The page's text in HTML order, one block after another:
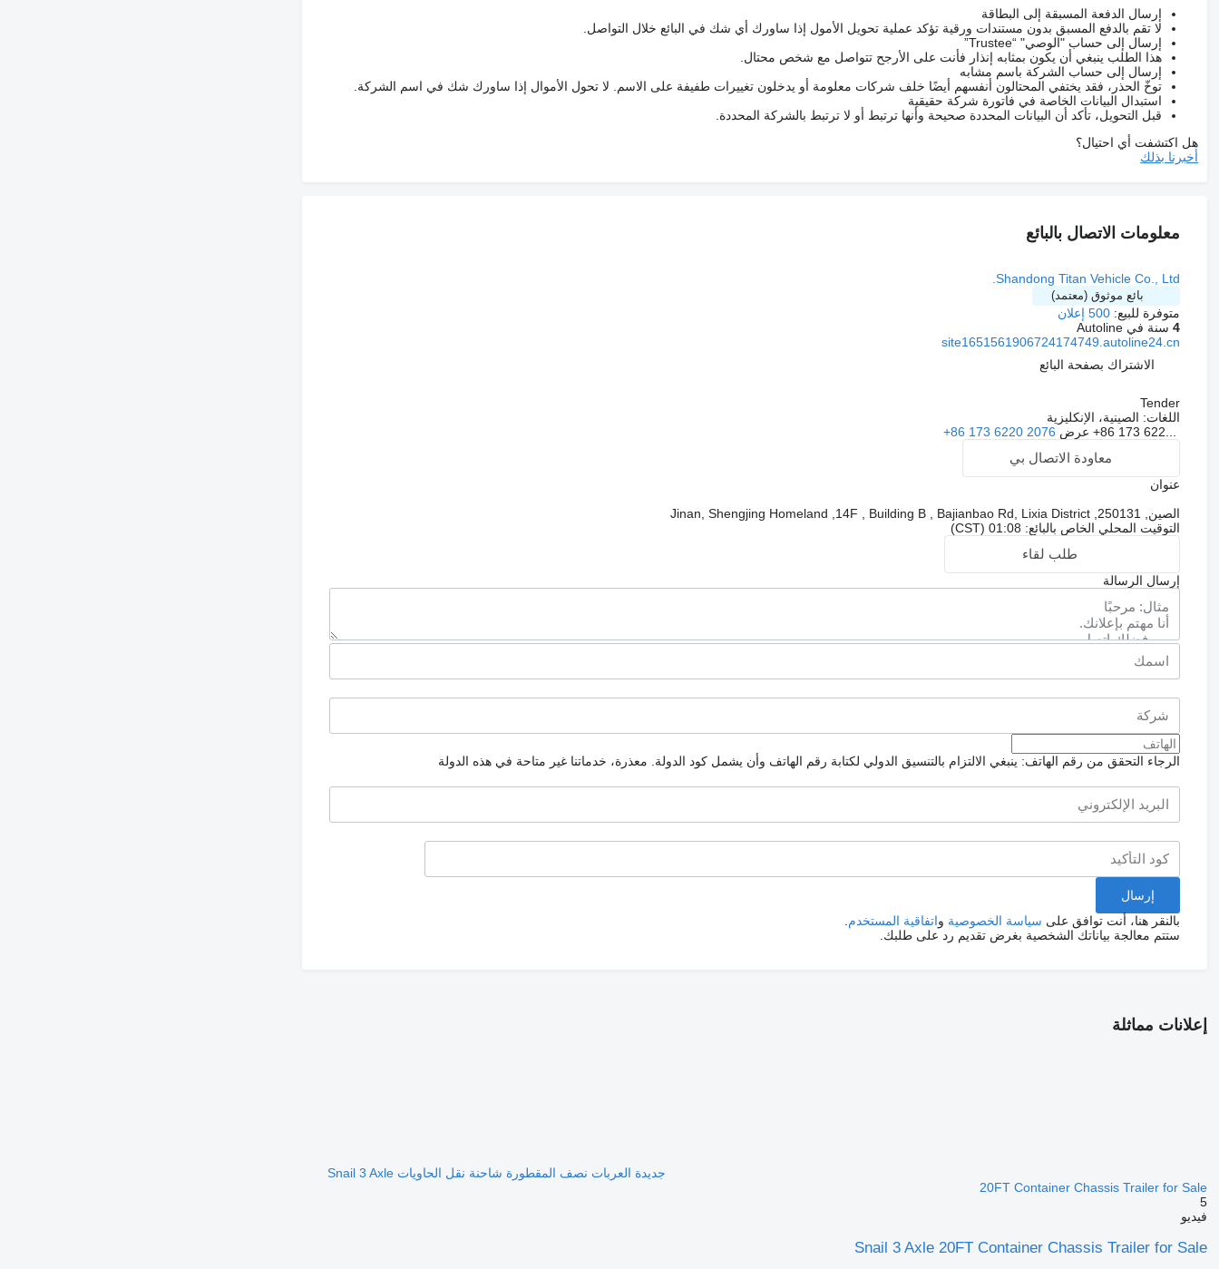
إرسال الدفعة المسبقة إلى البطاقة
لا تقم بالدفع المسبق بدون مستندات ورقية تؤكد عملية تحويل الأمول إذا ساورك أي شك في البائع خلال التواصل.
إرسال إلى حساب "الوصي" “Trustee”
هذا الطلب ينبغي أن يكون بمثابه إنذار فأنت على الأرجح تتواصل مع شخص محتال.
إرسال إلى حساب الشركة باسم مشابه
توخّ الحذر، فقد يختفي المحتالون أنفسهم أيضًا خلف شركات معلومة أو يدخلون تغييرات طفيفة على الاسم. لا تحول الأموال إذا ساورك شك في اسم الشركة.
استبدال البيانات الخاصة في فاتورة شركة حقيقية
قبل التحويل، تأكد أن البيانات المحددة صحيحة وأنها ترتبط أو لا ترتبط بالشركة المحددة.
هل اكتشفت أي احتيال؟
أخبرنا بذلك
معلومات الاتصال بالبائع
Shandong Titan Vehicle Co., Ltd.
بائع موثوق (معتمد)
متوفرة للبيع: 500 إعلان
4سنة في Autoline
site1651561906724174749.autoline24.cn
الاشتراك بصفحة البائع
Tender
اللغات: الصينية، الإنكليزية
+86 173 622... عرض +86 173 6220 2076
معاودة الاتصال بي
عنوان
الصين, 250131, Jinan, Shengjing Homeland ,14F , Building B , Bajianbao Rd, Lixia District
التوقيت المحلي الخاص بالبائع: 01:08 (CST)
طلب لقاء
إرسال الرسالة
الرجاء التحقق من رقم الهاتف: ينبغي الالتزام بالتنسيق الدولي لكتابة رقم الهاتف وأن يشمل كود الدولة. معذرة، خدماتنا غير متاحة في هذه الدولة
بالنقر هنا، أنت توافق على سياسة الخصوصية واتفاقية المستخدم
ستتم معالجة بياناتك الشخصية بغرض تقديم رد على طلبك.
إعلانات مماثلة
جديدة العربات نصف المقطورة شاحنة نقل الحاويات Snail 3 Axle
20FT Container Chassis Trailer for Sale
5
فيديو
Snail 3 Axle 20FT Container Chassis Trailer for Sale